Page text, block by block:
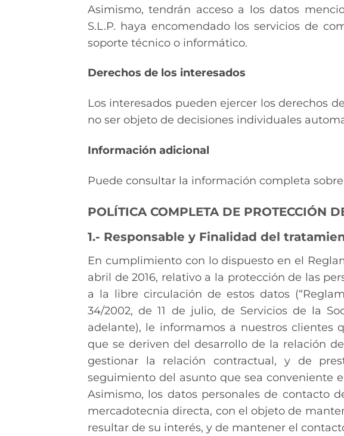
Asimismo, tendrán acceso a los datos
S.L.P. haya encomendado los servicios de
soporte técnico o informático.
Derechos de los interesados
Los interesados pueden ejercer los derechos
no ser objeto de decisiones individuales
Información adicional
Puede consultar la información completa
POLÍTICA COMPLETA DE PROTECCIÓN
1.- Responsable y Finalidad del
En cumplimiento con lo dispuesto en el
abril de 2016, relativo a la protección de las
a la libre circulación de estos datos
34/2002, de 11 de julio, de Servicios de la
adelante), le informamos a nuestros clientes
que se deriven del desarrollo de la relación
gestionar la relación contractual, y de
seguimiento del asunto que sea conveniente
Asimismo, los datos personales de contacto
mercadotecnia directa, con el objeto de
resultar de su interés, y de mantener el